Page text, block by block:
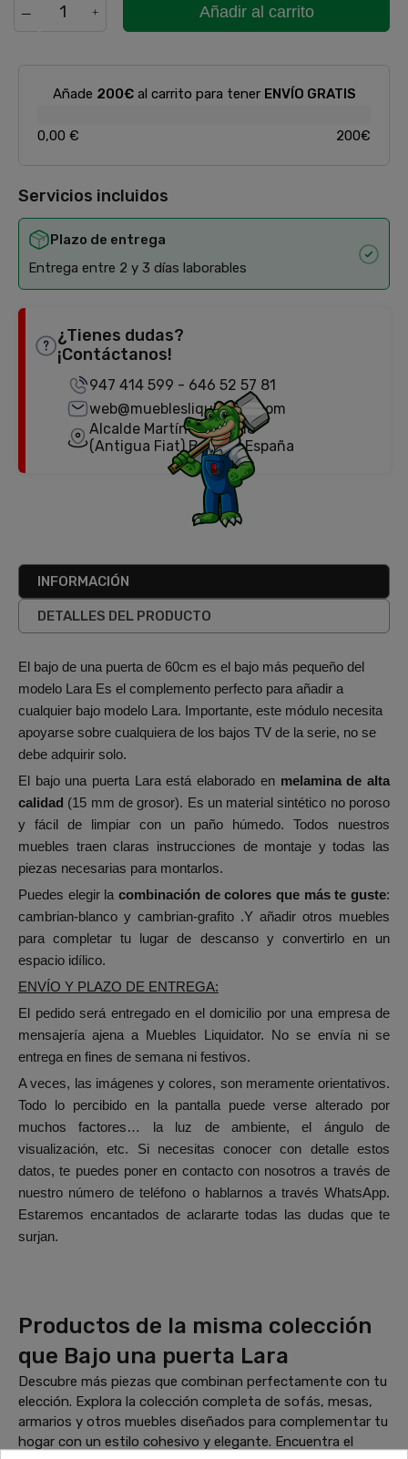
Añadir al carrito
Añade 200€al carrito para tener ENVÍO GRATIS
0,00 € 200€
Servicios incluidos
Plazo de entrega
Entrega entre 2 y 3 días laborables
¿Tienes dudas?
¡Contáctanos!
947 414 599 - 646 52 57 81
web@mueblesliquidator.com
Alcalde Martín Cobos, 18
(Antigua Fiat) Burgos, España
INFORMACIÓN
DETALLES DEL PRODUCTO
El bajo de una puerta de 60cm es el bajo más pequeño del
modelo Lara Es el complemento perfecto para añadir a
cualquier bajo modelo Lara. Importante, este módulo necesita
apoyarse sobre cualquiera de los bajos TV de la serie, no se
debe adquirir solo.
El bajo una puerta Lara está elaborado en melamina de alta
calidad (15 mm de grosor). Es un material sintético no poroso
y fácil de limpiar con un paño húmedo. Todos nuestros
muebles traen claras instrucciones de montaje y todas las
piezas necesarias para montarlos.
Puedes elegir la combinación de colores que más te guste:
cambrian-blanco y cambrian-grafito .Y añadir otros muebles
para completar tu lugar de descanso y convertirlo en un
espacio idílico.
ENVÍO Y PLAZO DE ENTREGA:
El pedido será entregado en el domicilio por una empresa de
mensajería ajena a Muebles Liquidator. No se envía ni se
entrega en fines de semana ni festivos.
A veces, las imágenes y colores, son meramente orientativos.
Todo lo percibido en la pantalla puede verse alterado por
muchos factores… la luz de ambiente, el ángulo de
visualización, etc. Si necesitas conocer con detalle estos
datos, te puedes poner en contacto con nosotros a través de
nuestro número de teléfono o hablarnos a través WhatsApp.
Estaremos encantados de aclararte todas las dudas que te
surjan.
Productos de la misma colección
que Bajo una puerta Lara
Descubre más piezas que combinan perfectamente con tu
elección. Explora la colección completa de sofás, mesas,
armarios y otros muebles diseñados para complementar tu
hogar con un estilo cohesivo y elegante. Encuentra el